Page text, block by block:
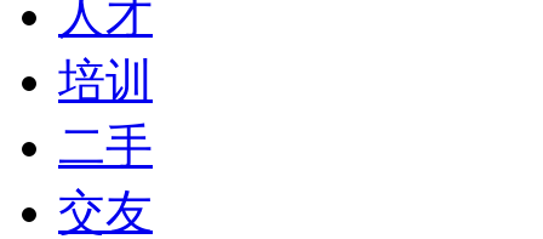
人才
培训
二手
交友